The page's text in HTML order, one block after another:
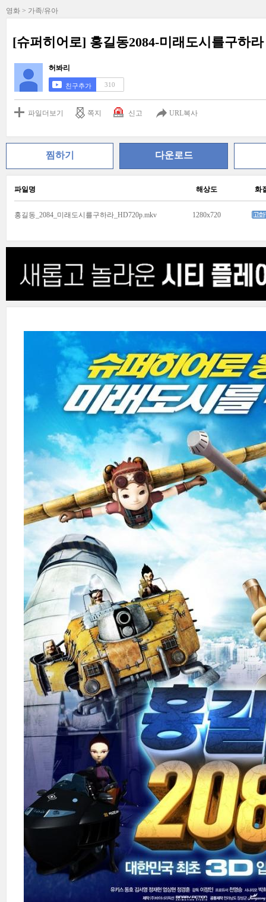
영화 > 가족/유아
[슈퍼히어로] 홍길동2084-미래도시를구하
허봐리
친구추가 310
파일더보기 쪽지 신고 URL복사
찜하기 다운로드
파일명 해상도 화
홍길동_2084_미래도시를구하라_HD720p.mkv 1280x720